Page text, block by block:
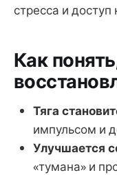
стресса и
Как
Тяга
импульсом и
Улучшается
«тумана» и